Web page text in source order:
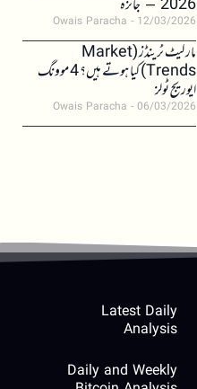
2026 – جائزہ
Owais Paracha 12/03/2026
مارکیٹ ٹرینڈز (Market
Trends) کیا ہوتے ہیں؟ 4 موونگ
ایوریج ٹولز
Owais Paracha 06/03/2026
Latest Daily
Analysis
Daily and Weekly